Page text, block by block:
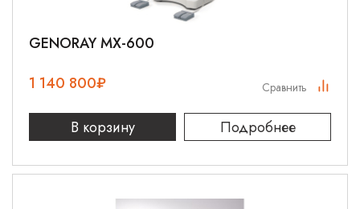
GENORAY MX-600
1 140 800₽
В корзину Подробнее
Сравнить